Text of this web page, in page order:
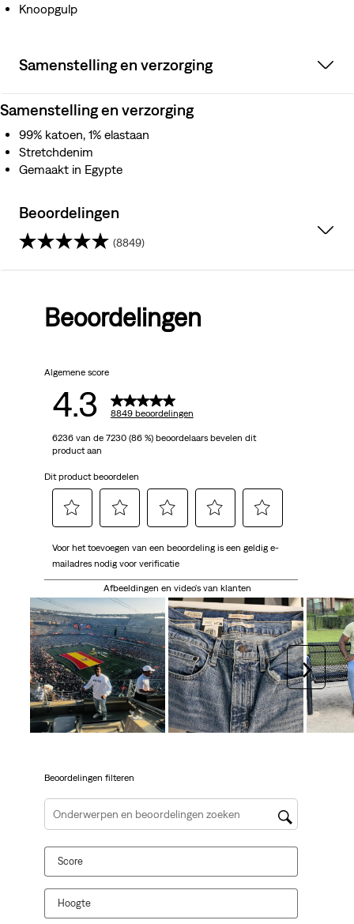
Knoopgulp
Samenstelling en verzorging
Samenstelling en verzorging
99% katoen, 1% elastaan
Stretchdenim
Gemaakt in Egypte
Beoordelingen
(8849)
sterren.
8849
beoordelingen
Beoordelingen
Algemene score
4.3 8849 beoordelingen
6236 van de 7230 (86 %) beoordelaars bevelen dit
product aan
Dit product beoordelen
om
het
te
beoordelen
met
1
ster.
Hiermee
open
je
om
het
artikel
te
beoordelen
met
2
sterren.
Hiermee
open
je
om
het
artikel
beoordelen
met
3
sterren.
Hiermee
open
je
om
artikel
te
beoordelen
met
4
sterren.
Hiermee
open
je
om
artikel
te
beoordelen
met
5
sterren.
Hiermee
open
je
Voor het toevoegen van een beoordeling is een geldig e-
mailadres nodig voor verificatie
Afbeeldingen en video's van klanten
Beoordelingen filteren
Onderwerpen en beoordelingen zoeken per regio
Score
Hoogte